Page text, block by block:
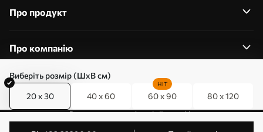
Виберіть розмір (ШхВ см)
20 x 30 40 x 60 60 x 90
HIT
80 x 120
Про продукт
Про компанію
0800357223
Редагування дозволів на файли cookie
© 2011-2026 Art-holst. Усі права захищені. Власник: